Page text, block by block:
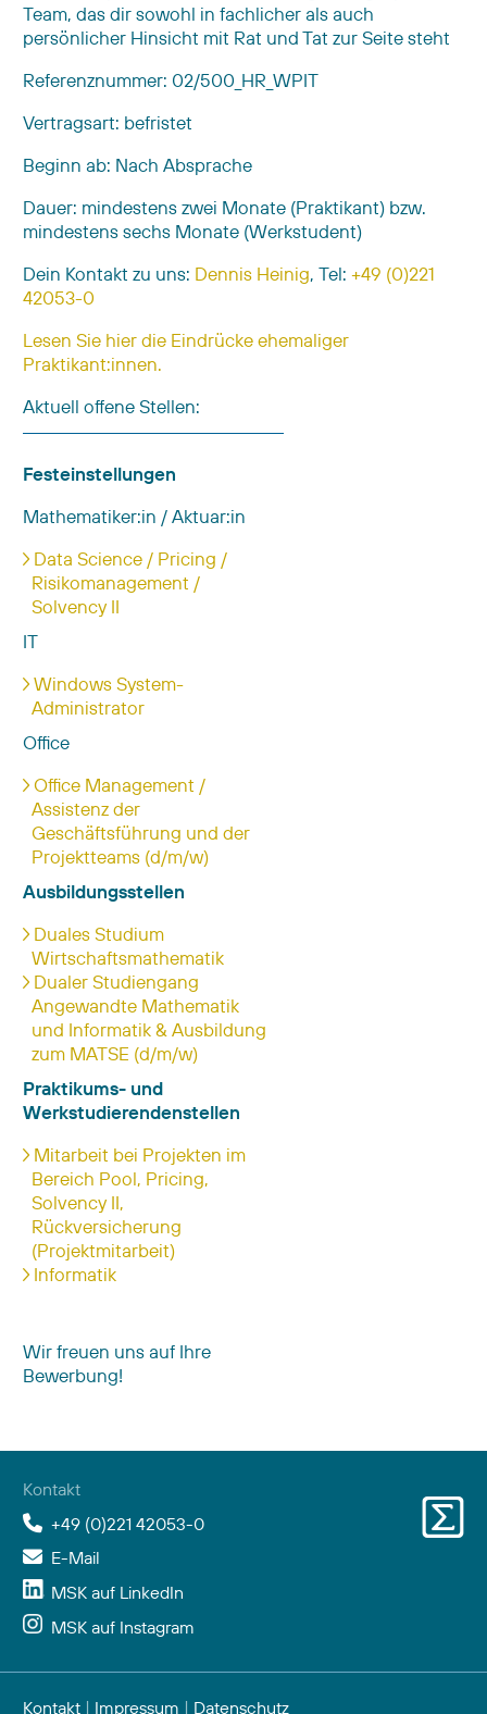
Team, das dir sowohl in fachlicher als auch
persönlicher Hinsicht mit Rat und Tat zur Seite steht
Referenznummer: 02/500_HR_WPIT
Vertragsart: befristet
Beginn ab: Nach Absprache
Dauer: mindestens zwei Monate (Praktikant) bzw.
mindestens sechs Monate (Werkstudent)
Dein Kontakt zu uns: Dennis Heinig, Tel: +49 (0)221
42053-0
Lesen Sie hier die Eindrücke ehemaliger
Praktikant:innen.
Aktuell offene Stellen:
Festeinstellungen
Mathematiker:in / Aktuar:in
Data Science / Pricing /
Risikomanagement /
Solvency II
IT
Windows System-
Administrator
Office
Office Management /
Assistenz der
Geschäftsführung und der
Projektteams (d/m/w)
Ausbildungsstellen
Duales Studium
Wirtschaftsmathematik
Dualer Studiengang
Angewandte Mathematik
und Informatik & Ausbildung
zum MATSE (d/m/w)
Praktikums- und
Werkstudierendenstellen
Mitarbeit bei Projekten im
Bereich Pool, Pricing,
Solvency II,
Rückversicherung
(Projektmitarbeit)
Informatik
Wir freuen uns auf Ihre
Bewerbung!
Kontakt
+49 (0)221 42053-0
E-Mail
MSK auf LinkedIn
MSK auf Instagram
Kontakt | Impressum | Datenschutz